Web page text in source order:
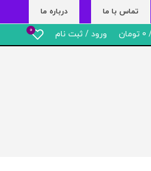
تماس با ما درباره ما
0 تومان ورود / ثبت نام 0